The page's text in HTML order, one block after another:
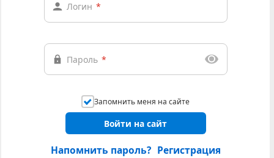
Логин *
Пароль *
Запомнить меня на сайте
Войти на сайт
Напомнить пароль? Регистрация